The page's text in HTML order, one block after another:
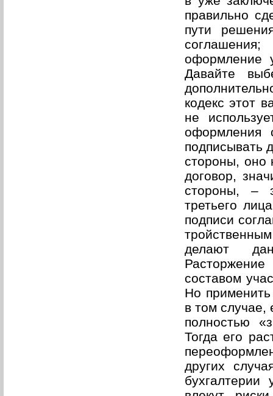
правильно
пути
соглашения;
оформление
Давайте
кодекс этот
не
оформления
подписывать
стороны, оно
договор,
стороны, –
третьего
подписи
делают
составом
Но применить
в том случае,
полностью
Тогда его
других